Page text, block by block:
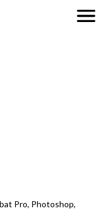
Pro, Photoshop,